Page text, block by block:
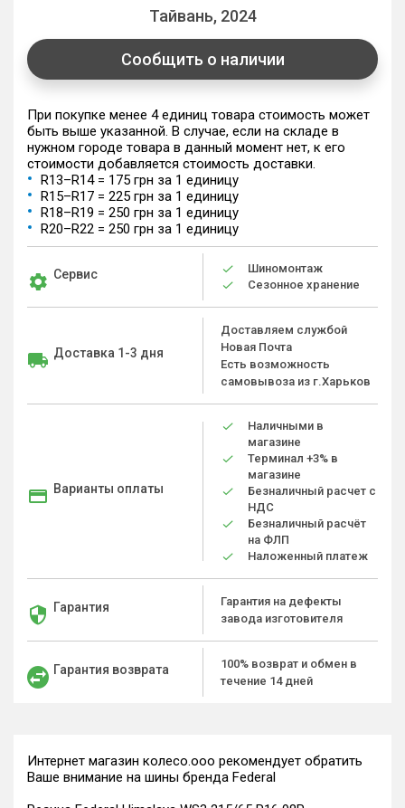
Тайвань, 2024
Сообщить о наличии
При покупке менее 4 единиц товара стоимость может
быть выше указанной. В случае, если на складе в
нужном городе товара в данный момент нет, к его
стоимости добавляется стоимость доставки.
R13–R14 = 175 грн за 1 единицу
R15–R17 = 225 грн за 1 единицу
R18–R19 = 250 грн за 1 единицу
R20–R22 = 250 грн за 1 единицу
Сервис
Шиномонтаж
Сезонное хранение
Доставка 1-3 дня
Доставляем службой
Новая Почта
Есть возможность
самовывоза из г.Харьков
Варианты оплаты
Наличными в
магазине
Терминал +3% в
магазине
Безналичный расчет с
НДС
Безналичный расчёт
на ФЛП
Наложенный платеж
Гарантия
Гарантия на дефекты
завода изготовителя
Гарантия возврата
100% возврат и обмен в
течение 14 дней
Интернет магазин колесо.ооо рекомендует обратить
Ваше внимание на шины бренда Federal